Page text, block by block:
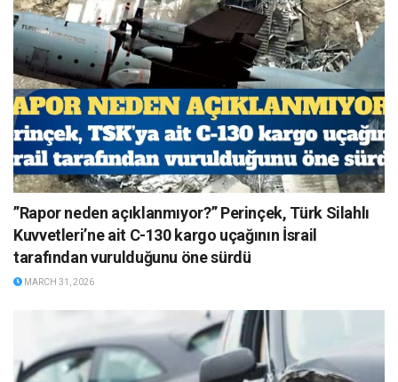
”Rapor neden açıklanmıyor?” Perinçek, Türk Silahlı
Kuvvetleri’ne ait C-130 kargo uçağının İsrail
tarafından vurulduğunu öne sürdü
MARCH 31, 2026